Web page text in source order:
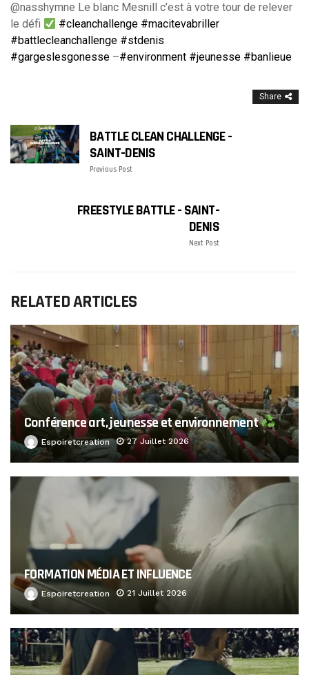
@nasshymne Le blanc Mesnill c’est à votre tour de relever
le défi
#cleanchallenge #macitevabriller
#battlecleanchallenge #stdenis
#gargeslesgonesse –#environment #jeunesse #banlieue
Share
BATTLE CLEAN CHALLENGE -
SAINT-DENIS
Previous Post
FREESTYLE BATTLE - SAINT-
DENIS
Next Post
RELATED ARTICLES
Conférence art, jeunesse et environnement
Espoiretcreation 27 Juillet 2026
FORMATION MÉDIA ET INFLUENCE
Espoiretcreation 21 Juillet 2026